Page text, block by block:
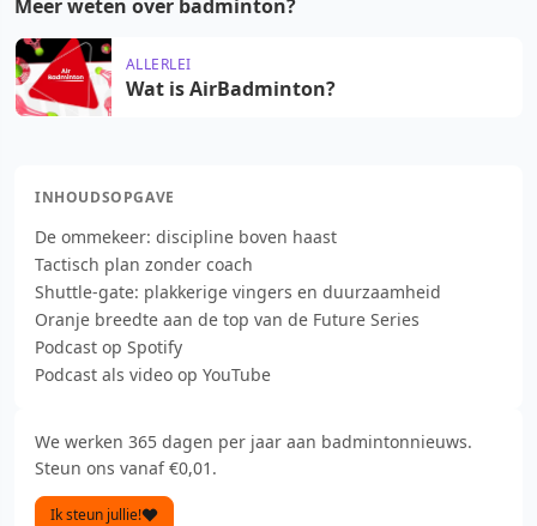
Meer weten over badminton?
ALLERLEI
Wat is AirBadminton?
INHOUDSOPGAVE
De ommekeer: discipline boven haast
Tactisch plan zonder coach
Shuttle-gate: plakkerige vingers en duurzaamheid
Oranje breedte aan de top van de Future Series
Podcast op Spotify
Podcast als video op YouTube
We werken 365 dagen per jaar aan badmintonnieuws.
Steun ons vanaf €0,01.
Ik steun jullie!